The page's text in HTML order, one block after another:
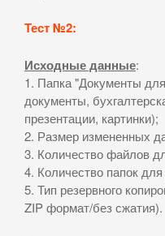
Тест №2:
Исходные данные:
1. Папка "Документы
документы,
презентации, картинки);
2. Размер измененных
3. Количество файлов
4. Количество папок
5. Тип резервного
ZIP формат/без сжатия).